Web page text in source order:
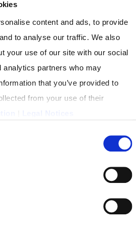
content and ads, to provide
to analyse our traffic. We also
your use of our site with our social
analytics partners who may
that you’ve provided to
from your use of their
Du schnell erkennen, bei
aktuell oder langfristig weitere
anbieten.